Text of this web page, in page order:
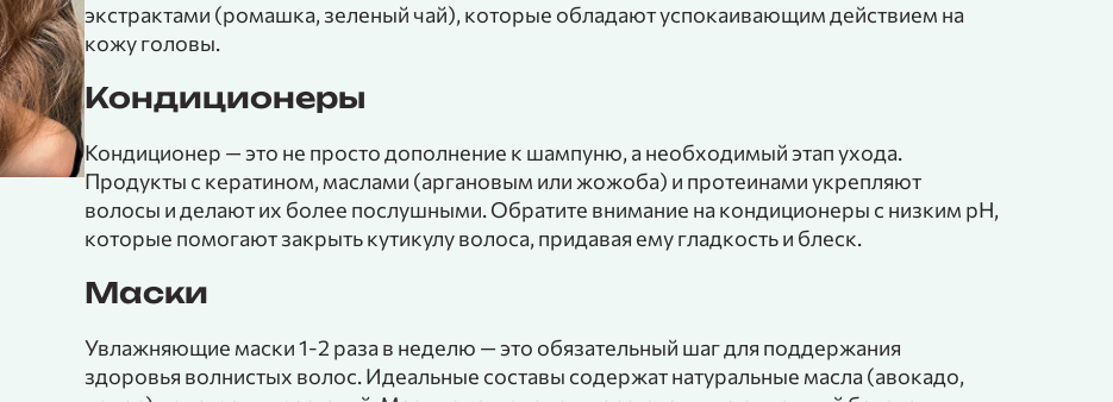
экстрактами (ромашка, зеленый чай), которые обладают успокаивающим действием на
кожу головы.
Кондиционеры
Кондиционер — это не просто дополнение к шампуню, а необходимый этап ухода.
Продукты с кератином, маслами (аргановым или жожоба) и протеинами укрепляют
волосы и делают их более послушными. Обратите внимание на кондиционеры с низким pH,
которые помогают закрыть кутикулу волоса, придавая ему гладкость и блеск.
Маски
Увлажняющие маски 1-2 раза в неделю — это обязательный шаг для поддержания
здоровья волнистых волос. Идеальные составы содержат натуральные масла (авокадо,